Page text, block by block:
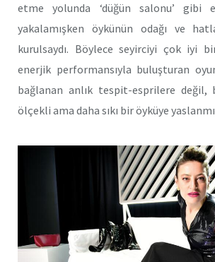
etme yolunda ‘düğün salonu’
yakalamışken öykünün odağı ve
kurulsaydı. Böylece seyirciyi çok iyi
enerjik performansıyla buluşturan
bağlanan anlık tespit-esprilere değil,
ölçekli ama daha sıkı bir öyküye